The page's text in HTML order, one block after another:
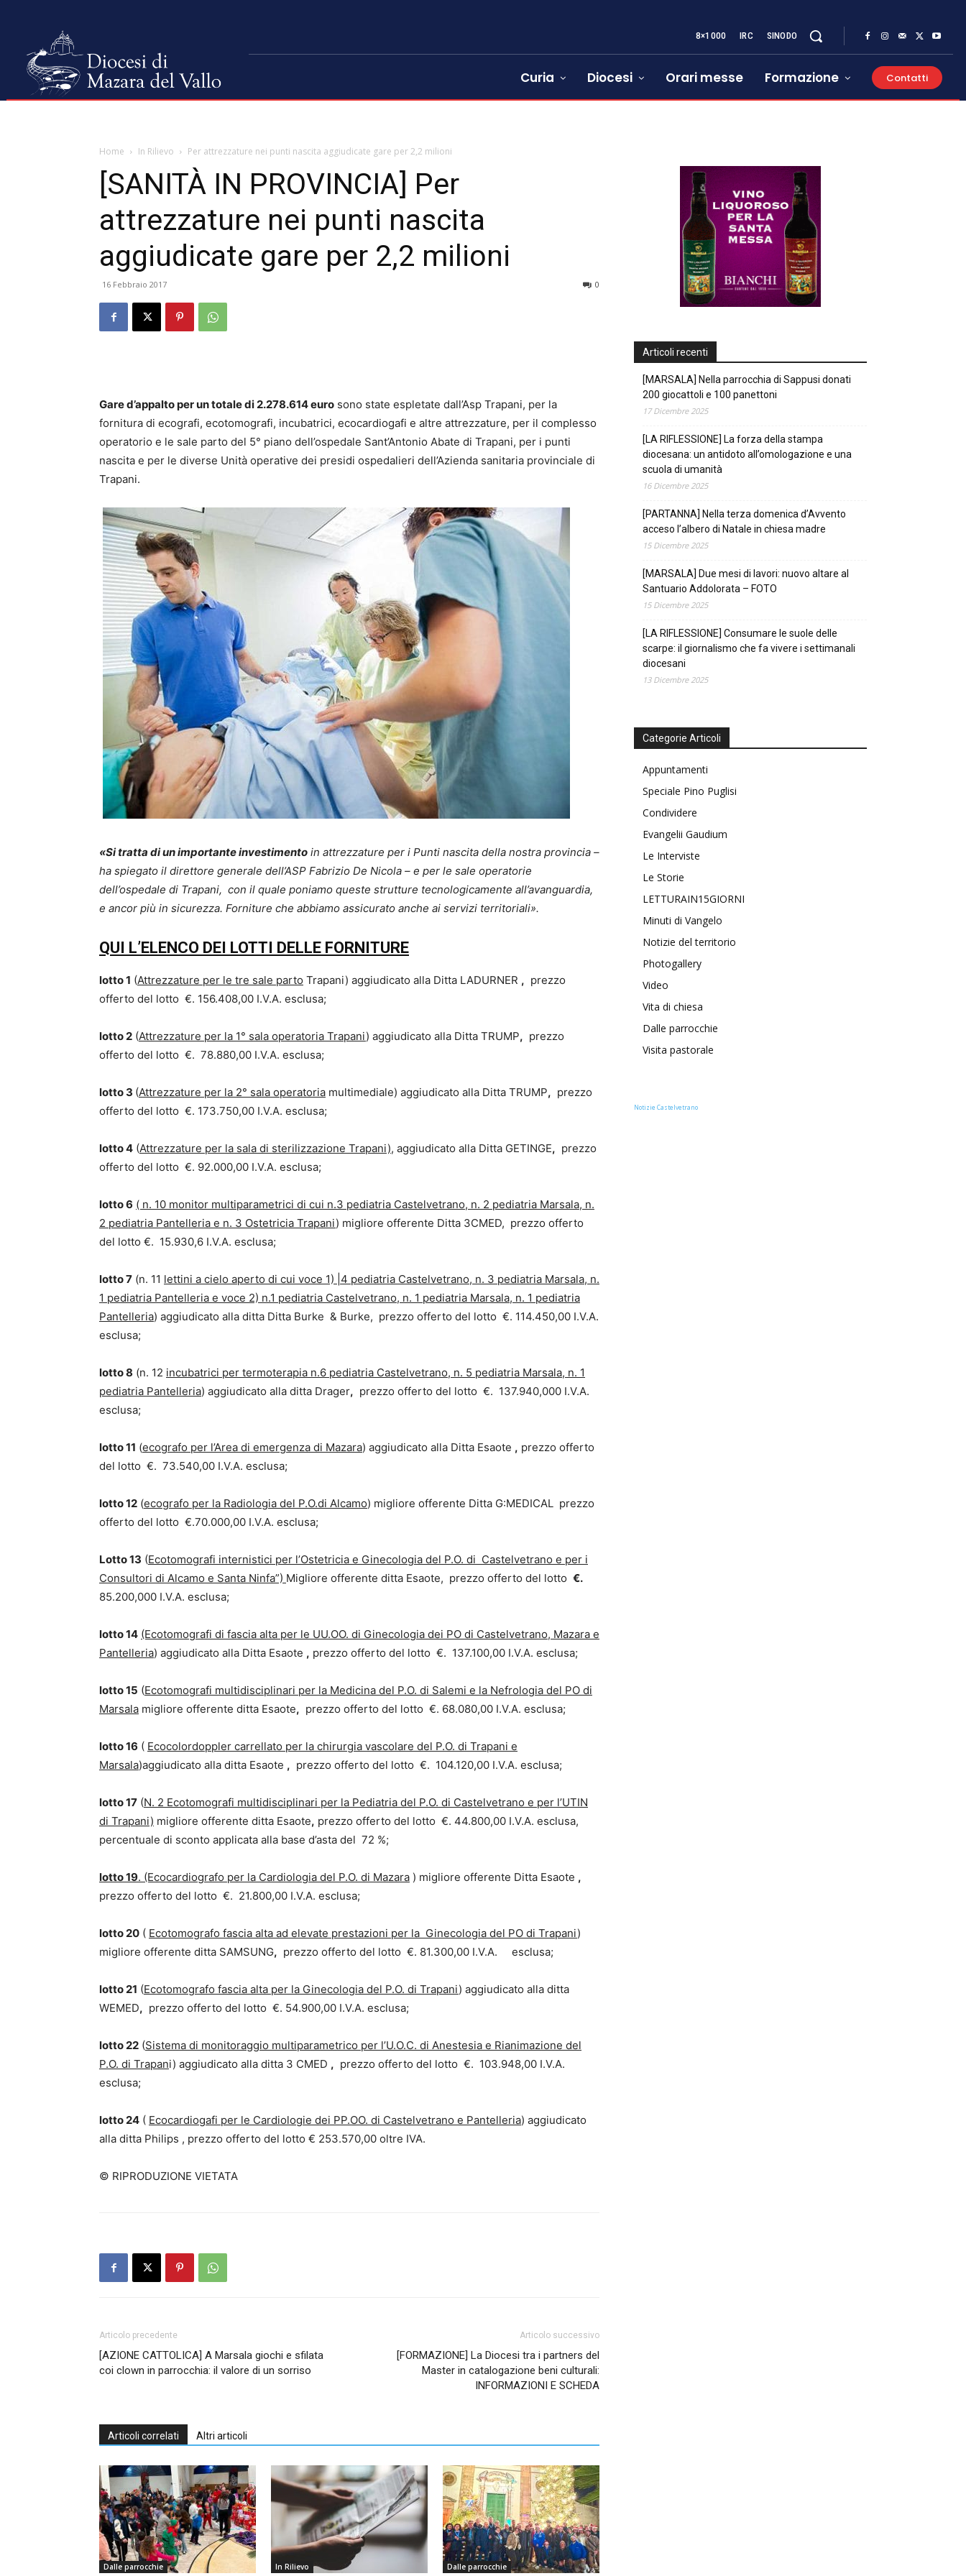
8×1000 IRC SINODO
Curia Diocesi Orari messe Formazione Contatti
Home In Rilievo Per attrezzature nei punti nascita aggiudicate gare per 2,2 milioni
[SANITÀ IN PROVINCIA] Per
attrezzature nei punti nascita
aggiudicate gare per 2,2 milioni
16 Febbraio 2017 0
Gare d’appalto per un totale di 2.278.614 euro sono state espletate dall’Asp Trapani, per la
fornitura di ecografi, ecotomografi, incubatrici, ecocardiogafi e altre attrezzature, per il complesso
operatorio e le sale parto del 5° piano dell’ospedale Sant’Antonio Abate di Trapani, per i punti
nascita e per le diverse Unità operative dei presidi ospedalieri dell’Azienda sanitaria provinciale di
Trapani.
«Si tratta di un importante investimento in attrezzature per i Punti nascita della nostra provincia –
ha spiegato il direttore generale dell’ASP Fabrizio De Nicola – e per le sale operatorie
dell’ospedale di Trapani, con il quale poniamo queste strutture tecnologicamente all’avanguardia,
e ancor più in sicurezza. Forniture che abbiamo assicurato anche ai servizi territoriali».
QUI L’ELENCO DEI LOTTI DELLE FORNITURE
lotto 1 (Attrezzature per le tre sale parto Trapani) aggiudicato alla Ditta LADURNER , prezzo
offerto del lotto €. 156.408,00 I.V.A. esclusa;
lotto 2 (Attrezzature per la 1° sala operatoria Trapani) aggiudicato alla Ditta TRUMP, prezzo
offerto del lotto €. 78.880,00 I.V.A. esclusa;
lotto 3 (Attrezzature per la 2° sala operatoria multimediale) aggiudicato alla Ditta TRUMP, prezzo
offerto del lotto €. 173.750,00 I.V.A. esclusa;
lotto 4 (Attrezzature per la sala di sterilizzazione Trapani), aggiudicato alla Ditta GETINGE, prezzo
offerto del lotto €. 92.000,00 I.V.A. esclusa;
lotto 6 ( n. 10 monitor multiparametrici di cui n.3 pediatria Castelvetrano, n. 2 pediatria Marsala, n.
2 pediatria Pantelleria e n. 3 Ostetricia Trapani) migliore offerente Ditta 3CMED, prezzo offerto
del lotto €. 15.930,6 I.V.A. esclusa;
lotto 7 (n. 11 lettini a cielo aperto di cui voce 1) |4 pediatria Castelvetrano, n. 3 pediatria Marsala, n.
1 pediatria Pantelleria e voce 2) n.1 pediatria Castelvetrano, n. 1 pediatria Marsala, n. 1 pediatria
Pantelleria) aggiudicato alla ditta Ditta Burke & Burke, prezzo offerto del lotto €. 114.450,00 I.V.A.
esclusa;
lotto 8 (n. 12 incubatrici per termoterapia n.6 pediatria Castelvetrano, n. 5 pediatria Marsala, n. 1
pediatria Pantelleria) aggiudicato alla ditta Drager, prezzo offerto del lotto €. 137.940,000 I.V.A.
esclusa;
lotto 11 (ecografo per l’Area di emergenza di Mazara) aggiudicato alla Ditta Esaote , prezzo offerto
del lotto €. 73.540,00 I.V.A. esclusa;
lotto 12 (ecografo per la Radiologia del P.O.di Alcamo) migliore offerente Ditta G:MEDICAL prezzo
offerto del lotto €.70.000,00 I.V.A. esclusa;
Lotto 13 (Ecotomografi internistici per l’Ostetricia e Ginecologia del P.O. di Castelvetrano e per i
Consultori di Alcamo e Santa Ninfa”) Migliore offerente ditta Esaote, prezzo offerto del lotto €.
85.200,000 I.V.A. esclusa;
lotto 14 (Ecotomografi di fascia alta per le UU.OO. di Ginecologia dei PO di Castelvetrano, Mazara e
Pantelleria) aggiudicato alla Ditta Esaote , prezzo offerto del lotto €. 137.100,00 I.V.A. esclusa;
lotto 15 (Ecotomografi multidisciplinari per la Medicina del P.O. di Salemi e la Nefrologia del PO di
Marsala migliore offerente ditta Esaote, prezzo offerto del lotto €. 68.080,00 I.V.A. esclusa;
lotto 16 ( Ecocolordoppler carrellato per la chirurgia vascolare del P.O. di Trapani e
Marsala)aggiudicato alla ditta Esaote , prezzo offerto del lotto €. 104.120,00 I.V.A. esclusa;
lotto 17 (N. 2 Ecotomografi multidisciplinari per la Pediatria del P.O. di Castelvetrano e per l’UTIN
di Trapani) migliore offerente ditta Esaote, prezzo offerto del lotto €. 44.800,00 I.V.A. esclusa,
percentuale di sconto applicata alla base d’asta del 72 %;
lotto 19. (Ecocardiografo per la Cardiologia del P.O. di Mazara ) migliore offerente Ditta Esaote ,
prezzo offerto del lotto €. 21.800,00 I.V.A. esclusa;
lotto 20 ( Ecotomografo fascia alta ad elevate prestazioni per la Ginecologia del PO di Trapani)
migliore offerente ditta SAMSUNG, prezzo offerto del lotto €. 81.300,00 I.V.A. esclusa;
lotto 21 (Ecotomografo fascia alta per la Ginecologia del P.O. di Trapani) aggiudicato alla ditta
WEMED, prezzo offerto del lotto €. 54.900,00 I.V.A. esclusa;
lotto 22 (Sistema di monitoraggio multiparametrico per l’U.O.C. di Anestesia e Rianimazione del
P.O. di Trapani) aggiudicato alla ditta 3 CMED , prezzo offerto del lotto €. 103.948,00 I.V.A.
esclusa;
lotto 24 ( Ecocardiogafi per le Cardiologie dei PP.OO. di Castelvetrano e Pantelleria) aggiudicato
alla ditta Philips , prezzo offerto del lotto € 253.570,00 oltre IVA.
© RIPRODUZIONE VIETATA
Articolo precedente
[AZIONE CATTOLICA] A Marsala giochi e sfilata
coi clown in parrocchia: il valore di un sorriso
Articolo successivo
[FORMAZIONE] La Diocesi tra i partners del
Master in catalogazione beni culturali:
INFORMAZIONI E SCHEDA
Articoli correlati Altri articoli
Dalle parrocchie In Rilievo Dalle parrocchie
Articoli recenti
[MARSALA] Nella parrocchia di Sappusi donati
200 giocattoli e 100 panettoni
17 Dicembre 2025
[LA RIFLESSIONE] La forza della stampa
diocesana: un antidoto all’omologazione e una
scuola di umanità
16 Dicembre 2025
[PARTANNA] Nella terza domenica d’Avvento
acceso l’albero di Natale in chiesa madre
15 Dicembre 2025
[MARSALA] Due mesi di lavori: nuovo altare al
Santuario Addolorata – FOTO
15 Dicembre 2025
[LA RIFLESSIONE] Consumare le suole delle
scarpe: il giornalismo che fa vivere i settimanali
diocesani
13 Dicembre 2025
Categorie Articoli
Appuntamenti
Speciale Pino Puglisi
Condividere
Evangelii Gaudium
Le Interviste
Le Storie
LETTURAIN15GIORNI
Minuti di Vangelo
Notizie del territorio
Photogallery
Video
Vita di chiesa
Dalle parrocchie
Visita pastorale
Notizie Castelvetrano